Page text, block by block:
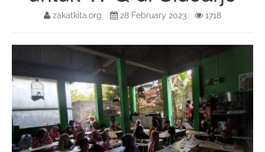
zakatkita.org 28 February 2023 1718